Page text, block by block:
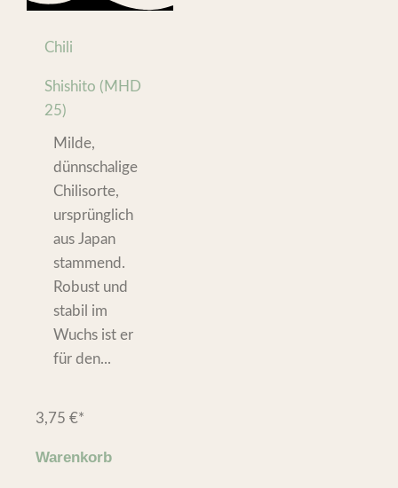
Chili
Shishito (MHD
25)
Milde,
dünnschalige
Chilisorte,
ursprünglich
aus Japan
stammend.
Robust und
stabil im
Wuchs ist er
für den...
3,75 €*
Warenkorb